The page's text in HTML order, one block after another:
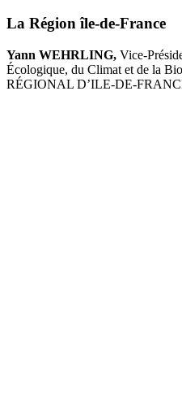
La Région île-de-France
Yann WEHRLING, Vice-
Écologique, du Climat et de la
RÉGIONAL D’ILE-DE-